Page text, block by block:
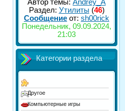
Автор темы: Andrey_A
Раздел: Утилиты (46)
Сообщение от: sh00rick
Понедельник, 09.09.2024,
21:03
Категории раздела
Другое
Компьютерные игры